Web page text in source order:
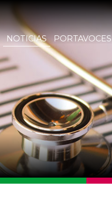
NOTICIAS PORTAVOCES